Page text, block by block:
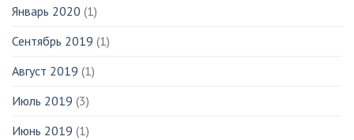
Январь 2020 (1)
Сентябрь 2019 (1)
Август 2019 (1)
Июль 2019 (3)
Июнь 2019 (1)